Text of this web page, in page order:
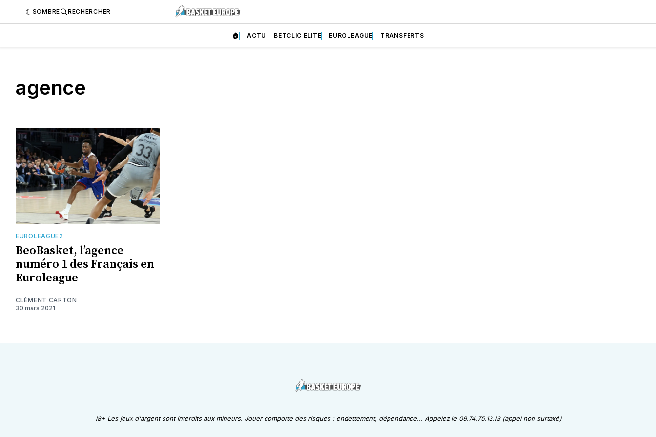
SOMBRE RECHERCHER
🏠 ACTU BETCLIC ELITE EUROLEAGUE TRANSFERTS
agence
EUROLEAGUE2
BeoBasket, l’agence
numéro 1 des Français en
Euroleague
CLÉMENT CARTON
30 mars 2021
18+ Les jeux d'argent sont interdits aux mineurs. Jouer comporte des risques : endettement, dépendance... Appelez le 09.74.75.13.13 (appel non surtaxé)